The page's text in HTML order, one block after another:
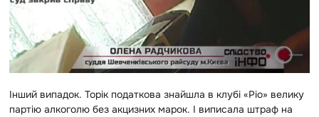
Інший випадок. Торік податкова знайшла в клубі «Ріо» велику
партію алкоголю без акцизних марок. І виписала штраф на